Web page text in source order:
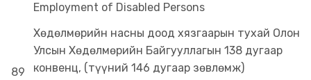
Employment of Disabled Persons
89
Хөдөлмөрийн насны доод хязгаарын тухай Олон
Улсын Хөдөлмөрийн Байгууллагын 138 дугаар
конвенц, (түүний 146 дугаар зөвлөмж)